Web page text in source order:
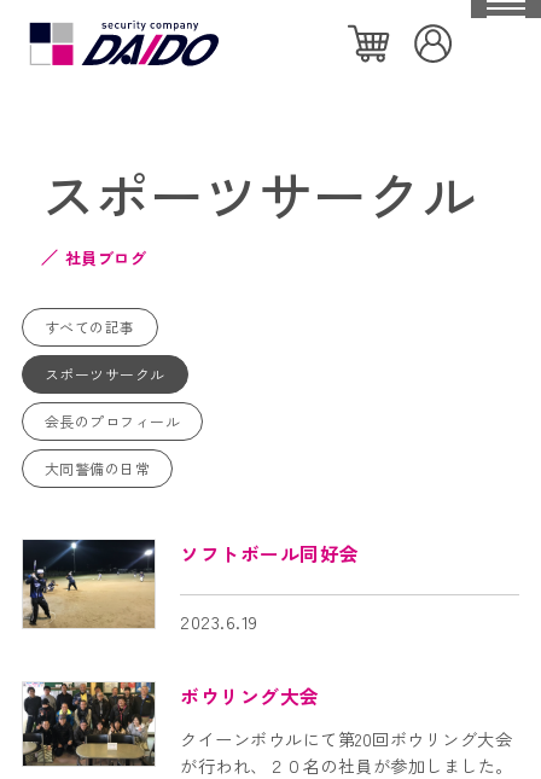
大同警備保障について
会社概要
私たちの取り組み
セキュリティ機器一覧
社員ブログ
法人のお客様
監視カメラシステム
交通誘導・イベント警備・施設警備等
スポーツサークル
社員ブログ
すべての記事
スポーツサークル
会長のプロフィール
大同警備の日常
ソフトボール同好会
2023.6.19
ボウリング大会
クイーンボウルにて第20回ボウリング大会
が行われ、２０名の社員が参加しました。